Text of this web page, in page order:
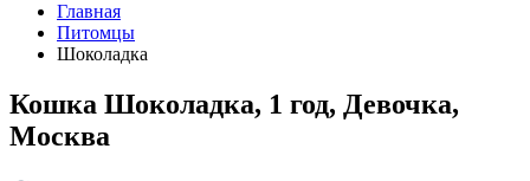
Главная
Питомцы
Шоколадка
Кошка Шоколадка, 1 год, Девочка,
Москва